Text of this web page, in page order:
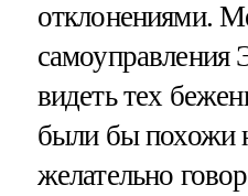
отклонениями.
самоуправления
видеть тех
были бы похожи
желательно